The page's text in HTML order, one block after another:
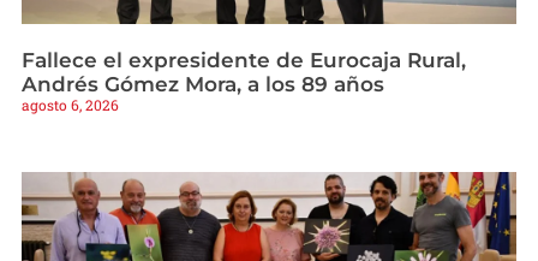
Fallece el expresidente de Eurocaja Rural,
Andrés Gómez Mora, a los 89 años
agosto 6, 2026